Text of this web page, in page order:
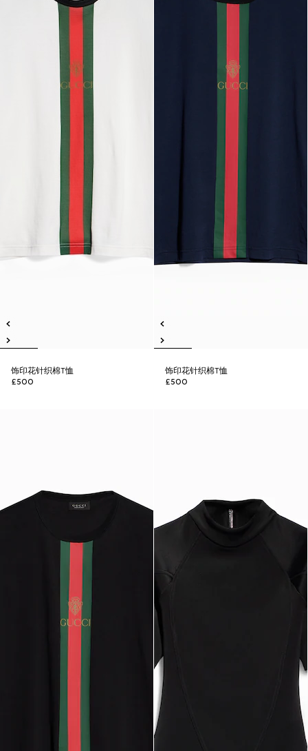
饰印花针织棉T恤
£500
饰印花针织棉T恤
£500